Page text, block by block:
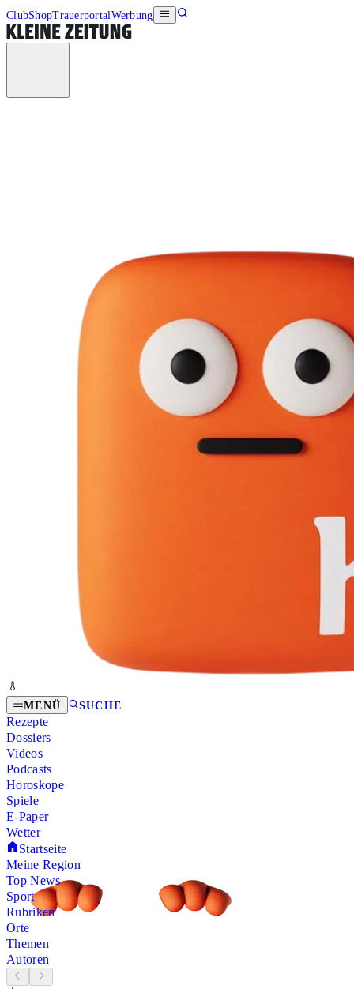
ClubShopTrauerportalWerbung
MENÜ SUCHE
Rezepte
Dossiers
Videos
Podcasts
Horoskope
Spiele
E-Paper
Wetter
Startseite
Meine Region
Top News
Sport
Rubriken
Orte
Themen
Autoren